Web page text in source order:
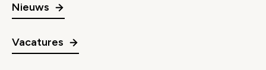
Nieuws
Vacatures